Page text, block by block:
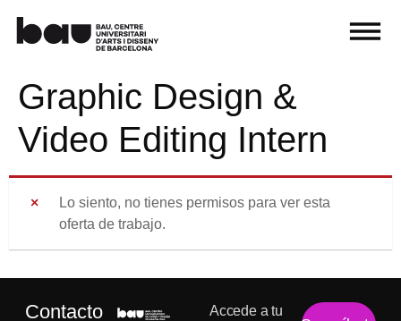
Graphic Design &
Video Editing Intern
Lo siento, no tienes permisos para ver esta
oferta de trabajo.
Contacto
Accede a tu